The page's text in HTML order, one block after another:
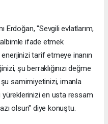
Erdoğan, "Sevgili evlatlarım,
ifade etmek
tarif etmeye inanın
şu berraklığınızı değme
samimiyetinizi, imanla
en usta ressam
olsun" diye konuştu.